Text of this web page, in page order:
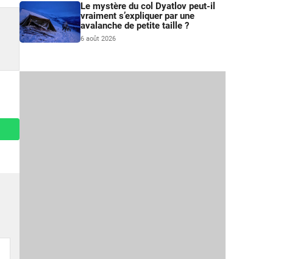
Le mystère du col Dyatlov peut-il
vraiment s’expliquer par une
avalanche de petite taille ?
6 août 2026